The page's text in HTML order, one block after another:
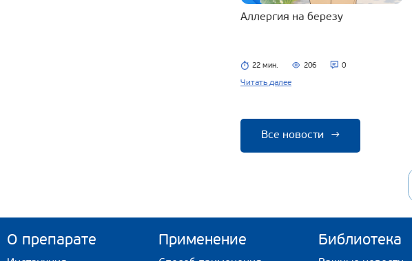
Аллергия на березу
22 мин. 206 0
Читать далее
Все новости →
О препарате Применение Библиотека